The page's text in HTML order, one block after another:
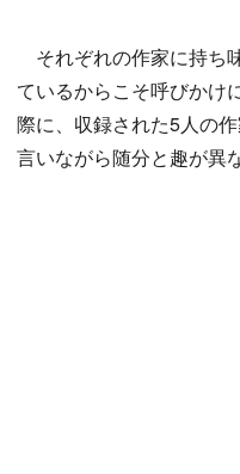
それぞれの作家に持ち
ているからこそ呼びかけ
際に、収録された5人の
言いながら随分と趣が異